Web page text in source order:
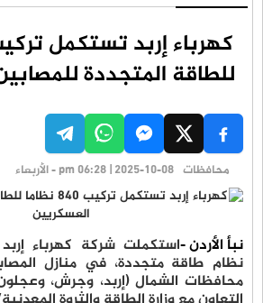
للطاقة المتجددة
محافظات pm 06:28 | 2025-10-08 - الأربعاء
نبأ الأردن -
نظام طاقة متجددة، في منازل
محافظات الشمال (إربد، وجرش،